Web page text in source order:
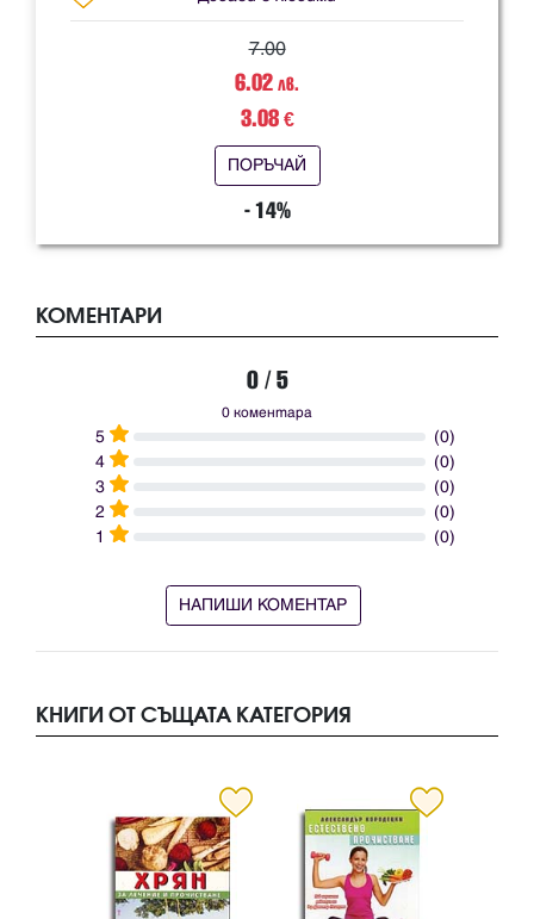
7.00
6.02 лв.
3.08€
ПОРЪЧАЙ
- 14%
КОМЕНТАРИ
0 / 5
0 коментара
5
(0)
4
(0)
3
(0)
2
(0)
1
(0)
НАПИШИ КОМЕНТАР
КНИГИ ОТ СЪЩАТА КАТЕГОРИЯ